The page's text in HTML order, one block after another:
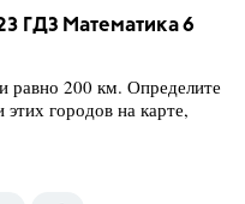
ГДЗ Математика 6
равно 200 км. Определите
городов на карте,